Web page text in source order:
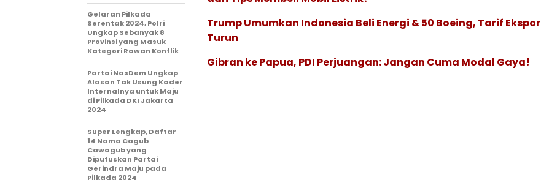
Trump Umumkan Indonesia Beli Energi & 50 Boeing, Tarif Ekspor
Turun
Gibran ke Papua, PDI Perjuangan: Jangan Cuma Modal Gaya!
Gelaran Pilkada
Serentak 2024, Polri
Ungkap Sebanyak 8
Provinsi yang Masuk
Kategori Rawan Konflik
Partai NasDem Ungkap
Alasan Tak Usung Kader
Internalnya untuk Maju
di Pilkada DKI Jakarta
2024
Super Lengkap, Daftar
14 Nama Cagub
Cawagub yang
Diputuskan Partai
Gerindra Maju pada
Pilkada 2024